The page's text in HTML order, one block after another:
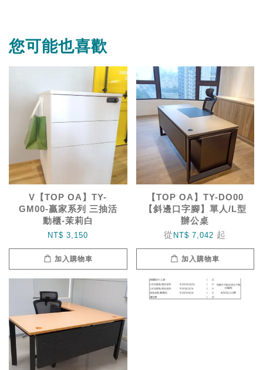
您可能也喜歡
V【TOP OA】TY-
GM00-贏家系列 三抽活
動櫃-茉莉白
NT$ 3,150
加入購物車
【TOP OA】TY-DO00
【斜邊口字腳】單人/L型
辦公桌
從 NT$ 7,042 起
加入購物車